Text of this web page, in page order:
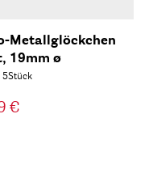
Metallglöckchen
19mm ø
5Stück
€